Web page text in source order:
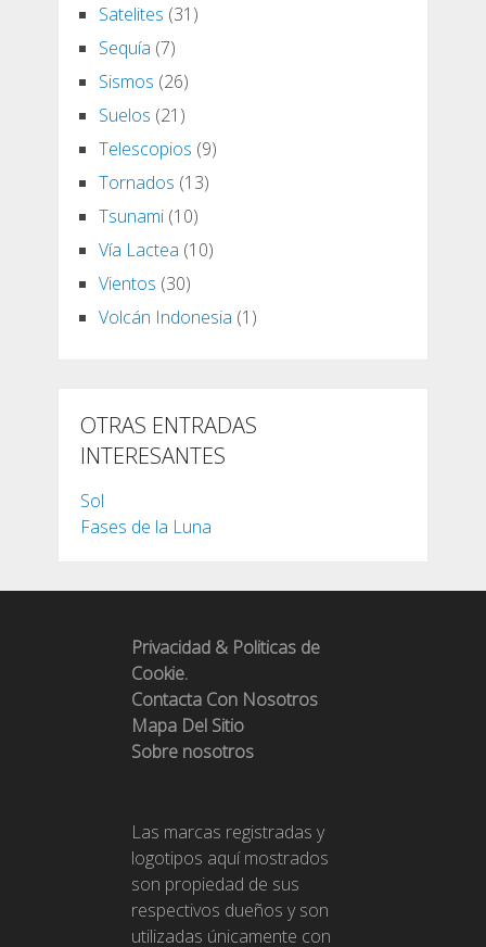
Satelites (31)
Sequía (7)
Sismos (26)
Suelos (21)
Telescopios (9)
Tornados (13)
Tsunami(10)
Vía Lactea (10)
Vientos (30)
Volcán Indonesia (1)
OTRAS ENTRADAS
INTERESANTES
Sol
Fases de la Luna
Privacidad & Politicas de
Cookie.
Contacta Con Nosotros
Mapa Del Sitio
Sobre nosotros
Las marcas registradas y
logotipos aquí mostrados
son propiedad de sus
respectivos dueños y son
utilizadas únicamente con